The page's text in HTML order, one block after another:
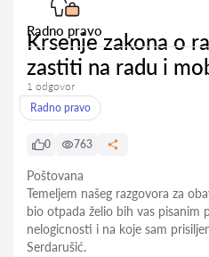
Radno pravo
Krsenje zakona o
zastiti na radu i
1 odgovor
Radno pravo
0 763
Poštovana
Temeljem našeg razgovora za
bio otpada želio bih vas pisanim
nelogicnosti i na koje sam
Serdarušić.